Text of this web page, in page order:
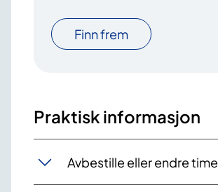
Finn frem
Praktisk informasjon
Avbestille eller endre time